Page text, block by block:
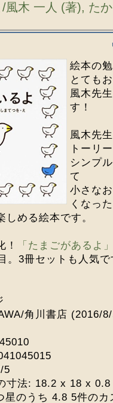
/風木 一人 (著), た
絵本の
とても
風木先
す！
風木先
トーリ
シンプ
て
小さな
くなっ
める絵本です。
！
「たまごがあるよ
。3冊セットも人気で
角川書店 (2016/
5
寸法: 18.2 x 18 x
星のうち 4.8 5件のカ